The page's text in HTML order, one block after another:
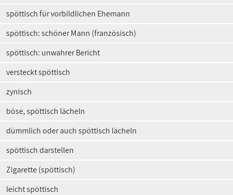
spöttisch für vorbildlichen Ehemann
spöttisch: schöner Mann (französisch)
spöttisch: unwahrer Bericht
versteckt spöttisch
zynisch
böse, spöttisch lächeln
dümmlich oder auch spöttisch lächeln
spöttisch darstellen
Zigarette (spöttisch)
leicht spöttisch